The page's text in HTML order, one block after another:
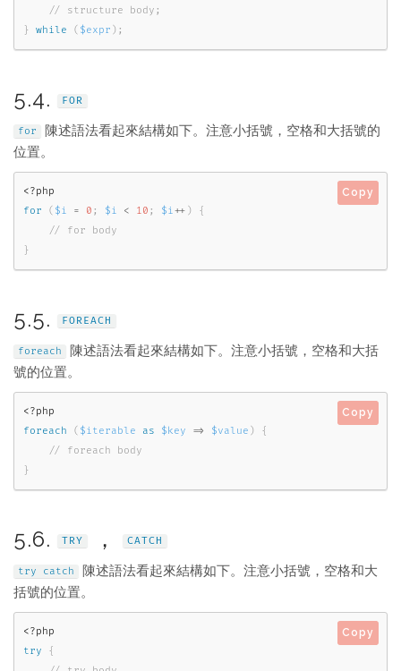
}
while ( $expr ) ;
5.4. FOR
for
陳述語法看起來結構如下。注意小括號，空格和大括號的
位置。
<?php
for
( $i = 0 ; $i < 10 ; $i++ )
{
}
Copy
5.5. FOREACH
foreach
陳述語法看起來結構如下。注意小括號，空格和大括
號的位置。
<?php
foreach
( $iterable as $key => $value )
{
}
Copy
5.6. TRY ， CATCH
try catch
陳述語法看起來結構如下。注意小括號，空格和大
括號的位置。
<?php
try
{
Copy